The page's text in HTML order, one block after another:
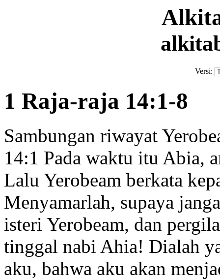
Versi:
1 Raja-raja 14:1-8
Sambungan riwayat
14:1 Pada waktu itu Abia,
Lalu Yerobeam berkata
Menyamarlah, supaya
isteri Yerobeam, dan
tinggal nabi Ahia! Dialah
aku, bahwa aku akan